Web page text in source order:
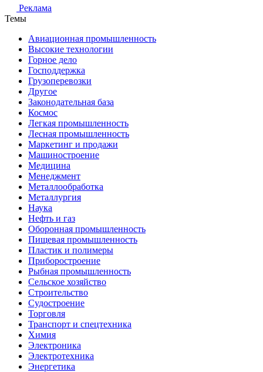
Реклама
Темы
Авиационная промышленность
Высокие технологии
Горное дело
Господдержка
Грузоперевозки
Другое
Законодательная база
Космос
Легкая промышленность
Лесная промышленность
Маркетинг и продажи
Машиностроение
Медицина
Менеджмент
Металлообработка
Металлургия
Наука
Нефть и газ
Оборонная промышленность
Пищевая промышленность
Пластик и полимеры
Приборостроение
Рыбная промышленность
Сельское хозяйство
Строительство
Судостроение
Торговля
Транспорт и спецтехника
Химия
Электроника
Электротехника
Энергетика